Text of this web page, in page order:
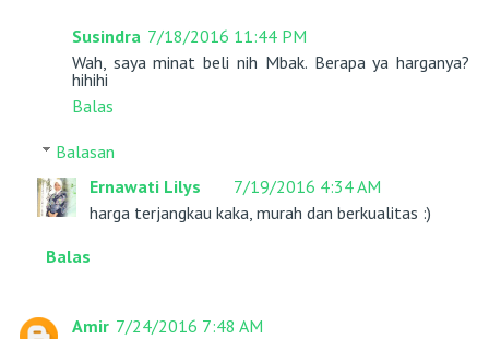
Susindra 7/18/2016 11:44 PM
Wah, saya minat beli nih Mbak. Berapa ya harganya?
hihihi
Balas
Balasan
Ernawati Lilys
7/19/2016 4:34 AM
harga terjangkau kaka, murah dan berkualitas :)
Balas
Amir 7/24/2016 7:48 AM